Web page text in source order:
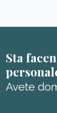
Sta
Avete